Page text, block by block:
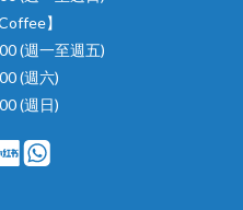
】
(週一至週五)
(週六)
(週日)